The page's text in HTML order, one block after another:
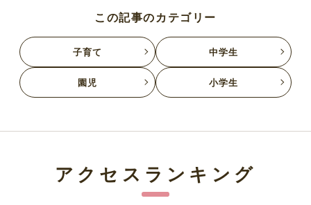
この記事のカテゴリー
子育て 中学生
園児 小学生
アクセスランキング